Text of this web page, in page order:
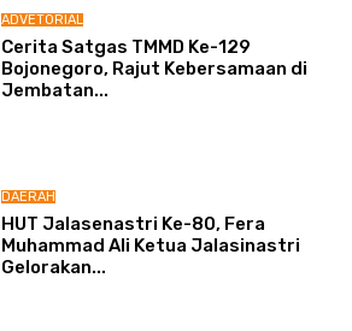
ADVETORIAL
Cerita Satgas TMMD Ke-129
Bojonegoro, Rajut Kebersamaan di
Jembatan...
DAERAH
HUT Jalasenastri Ke-80, Fera
Muhammad Ali Ketua Jalasinastri
Gelorakan...